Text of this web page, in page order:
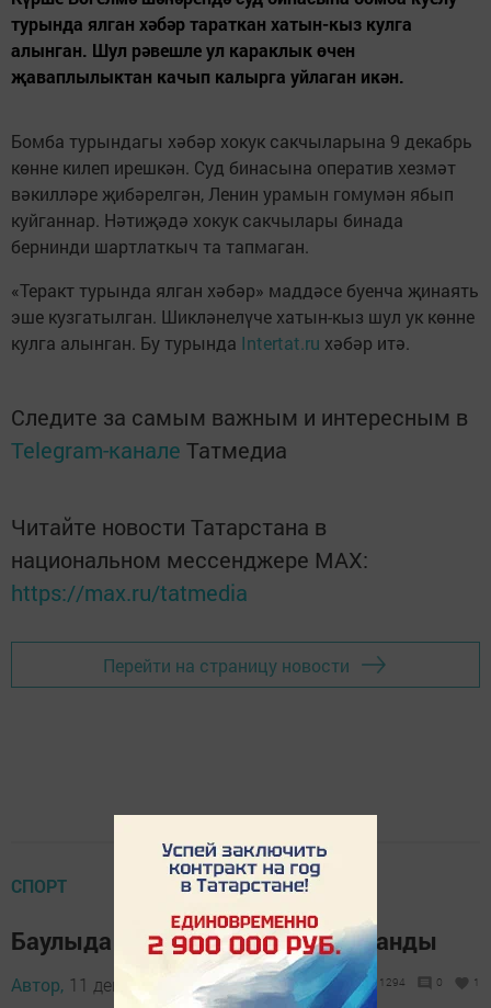
турында ялган хәбәр тараткан хатын-кыз кулга
алынган. Шул рәвешле ул караклык өчен
җаваплылыктан качып калырга уйлаган икән.
Бомба турындагы хәбәр хокук сакчыларына 9 декабрь
көнне килеп ирешкән. Суд бинасына оператив хезмәт
вәкилләре җибәрелгән, Ленин урамын гомумән ябып
куйганнар. Нәтиҗәдә хокук сакчылары бинада
бернинди шартлаткыч та тапмаган.
«Теракт турында ялган хәбәр» маддәсе буенча җинаять
эше кузгатылган. Шикләнелүче хатын-кыз шул ук көнне
кулга алынган. Бу турында Intertat.ru хәбәр итә.
Следите за самым важным и интересным в
Telegram-канале Татмедиа
Читайте новости Татарстана в
национальном мессенджере MАХ:
https://max.ru/tatmedia
Перейти на страницу новости
СПОРТ
Баулыда шахмат турниры башланды
Автор, 11 декабрь 2015 - 14:15 1294 0 1